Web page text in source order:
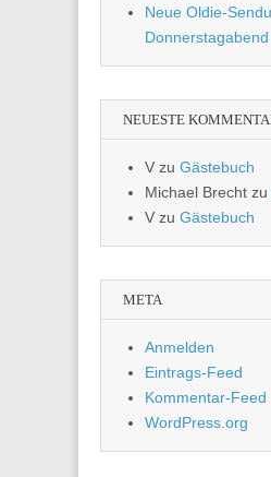
Neue Oldie-
Donnerstagabend
NEUESTE
V zu Gästebuch
Michael Brecht zu
Vzu Gästebuch
META
Anmelden
Eintrags-Feed
Kommentar-Feed
WordPress.org